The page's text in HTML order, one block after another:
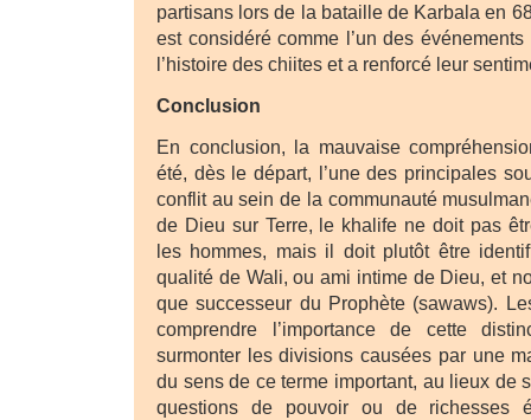
partisans lors de la bataille de Karbala en
est considéré comme l’un des
l’histoire des chiites et a renforcé leur
Conclusion
En conclusion, la mauvaise
été, dès le départ, l’une des principales
conflit au sein de la communauté
de Dieu sur Terre, le khalife ne doit pas
les hommes, mais il doit plutôt être
qualité de Wali, ou ami intime de Dieu, et
que successeur du Prophète (sawaws).
comprendre l’importance de cette
surmonter les divisions causées par une
du sens de ce terme important, au lieux de
questions de pouvoir ou de richesses